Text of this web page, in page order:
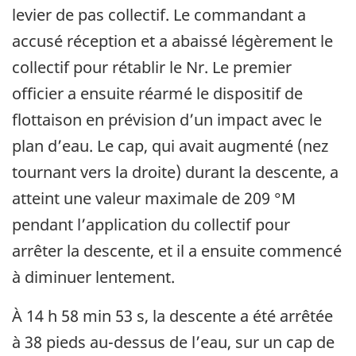
levier de pas collectif. Le commandant a
accusé réception et a abaissé légèrement le
collectif pour rétablir le Nr. Le premier
officier a ensuite réarmé le dispositif de
flottaison en prévision d’un impact avec le
plan d’eau. Le cap, qui avait augmenté (nez
tournant vers la droite) durant la descente, a
atteint une valeur maximale de 209 °M
pendant l’application du collectif pour
arrêter la descente, et il a ensuite commencé
à diminuer lentement.
À 14 h 58 min 53 s, la descente a été arrêtée
à 38 pieds au-dessus de l’eau, sur un cap de